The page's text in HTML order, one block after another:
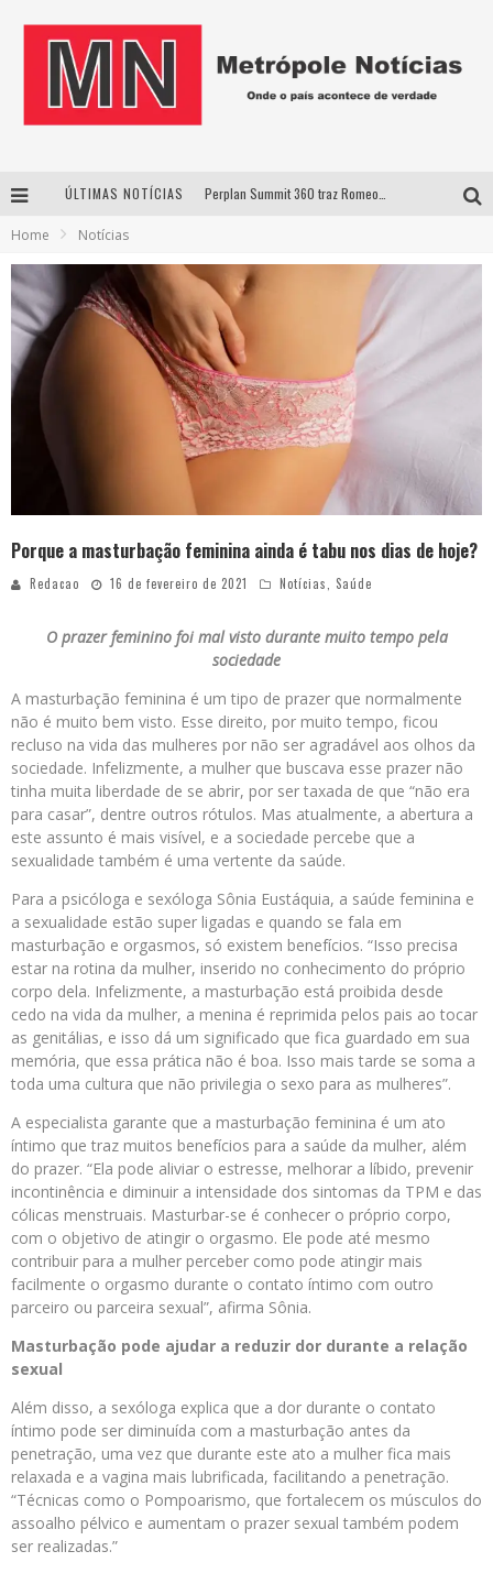
ÚLTIMAS NOTÍCIAS
Agosto Dourado: apoio, informação e acolhimento fortalecem o sucesso da amamentação
Home Notícias
Porque a masturbação feminina ainda é tabu nos dias de hoje?
Redacao 16 de fevereiro de 2021 Notícias, Saúde
O prazer feminino foi mal visto durante muito tempo pela
sociedade
A masturbação feminina é um tipo de prazer que normalmente
não é muito bem visto. Esse direito, por muito tempo, ficou
recluso na vida das mulheres por não ser agradável aos olhos da
sociedade. Infelizmente, a mulher que buscava esse prazer não
tinha muita liberdade de se abrir, por ser taxada de que “não era
para casar”, dentre outros rótulos. Mas atualmente, a abertura a
este assunto é mais visível, e a sociedade percebe que a
sexualidade também é uma vertente da saúde.
Para a psicóloga e sexóloga Sônia Eustáquia, a saúde feminina e
a sexualidade estão super ligadas e quando se fala em
masturbação e orgasmos, só existem benefícios. “Isso precisa
estar na rotina da mulher, inserido no conhecimento do próprio
corpo dela. Infelizmente, a masturbação está proibida desde
cedo na vida da mulher, a menina é reprimida pelos pais ao tocar
as genitálias, e isso dá um significado que fica guardado em sua
memória, que essa prática não é boa. Isso mais tarde se soma a
toda uma cultura que não privilegia o sexo para as mulheres”.
A especialista garante que a masturbação feminina é um ato
íntimo que traz muitos benefícios para a saúde da mulher, além
do prazer. “Ela pode aliviar o estresse, melhorar a líbido, prevenir
incontinência e diminuir a intensidade dos sintomas da TPM e das
cólicas menstruais. Masturbar-se é conhecer o próprio corpo,
com o objetivo de atingir o orgasmo. Ele pode até mesmo
contribuir para a mulher perceber como pode atingir mais
facilmente o orgasmo durante o contato íntimo com outro
parceiro ou parceira sexual”, afirma Sônia.
Masturbação pode ajudar a reduzir dor durante a relação
sexual
Além disso, a sexóloga explica que a dor durante o contato
íntimo pode ser diminuída com a masturbação antes da
penetração, uma vez que durante este ato a mulher fica mais
relaxada e a vagina mais lubrificada, facilitando a penetração.
“Técnicas como o Pompoarismo, que fortalecem os músculos do
assoalho pélvico e aumentam o prazer sexual também podem
ser realizadas.”